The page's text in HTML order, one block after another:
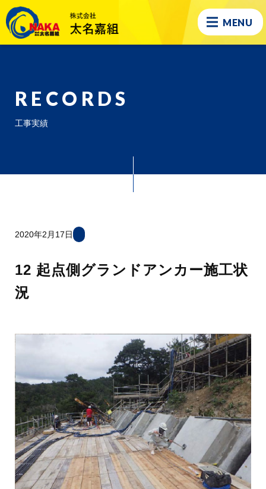
MENU
RECORDS
工事実績
2020年2月17日
12 起点側グランドアンカー施工状
況